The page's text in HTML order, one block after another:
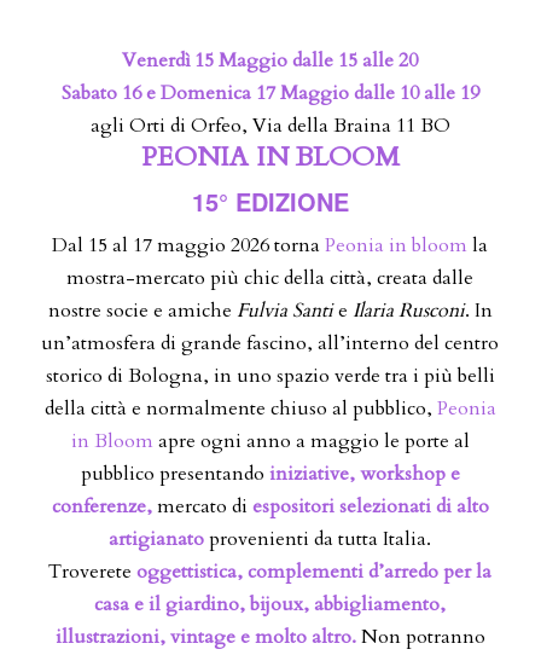
Venerdì 15 Maggio dalle 15 alle 20
Sabato 16 e Domenica 17 Maggio dalle 10 alle 19
agli Orti di Orfeo, Via della Braina 11 BO
PEONIA IN BLOOM
15° EDIZIONE
Dal 15 al 17 maggio 2026 tornaPeonia in bloom la
mostra-mercato più chic della città, creata dalle
nostre socie e amiche Fulvia Santie Ilaria Rusconi. In
un’atmosfera di grande fascino, all’interno del centro
storico di Bologna, in uno spazio verde tra i più belli
della città e normalmente chiuso al pubblico, Peonia
in Bloom apre ogni anno a maggio le porte al
pubblico presentando iniziative, workshop e
conferenze,mercato di espositori selezionati di alto
artigianatoprovenienti da tutta Italia.
Trovereteoggettistica, complementi d’arredo per la
casa e il giardino, bijoux, abbigliamento,
illustrazioni, vintage e molto altro.Non potranno